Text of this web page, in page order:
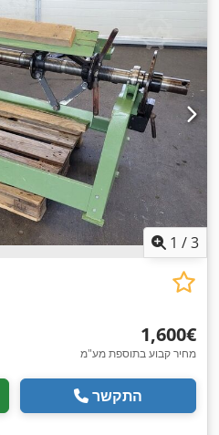
1 /3
‏1,600 ‏€
מחיר קבוע בתוספת מע"מ
התקשר